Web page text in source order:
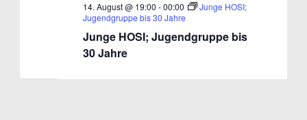
Junge HOSI; Jugendgruppe bis
30 Jahre
14. August @ 19:00 -00:00
Junge HOSI;
Jugendgruppe bis 30 Jahre